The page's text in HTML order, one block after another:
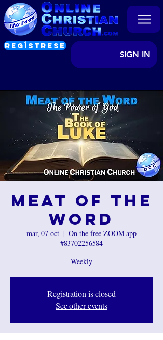
REGÍSTRESE
SIGN IN
Meat of the
Word
mar, 07 oct
  |
On the free ZOOM app
#83702256584
Weekly
Registration is closed
See other events